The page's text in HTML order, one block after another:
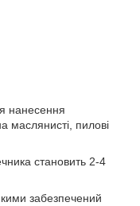
нанесення
маслянисті, пилові
становить 2-4
забезпечений